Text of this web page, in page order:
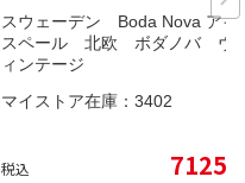
スウェーデン Boda Nova アイ
スペール 北欧 ボダノバ ヴ
ィンテージ
マイストア在庫： 3402
税込 7125